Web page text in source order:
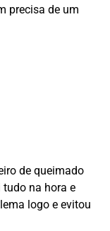
precisa de um
de queimado
na hora e
logo e evitou